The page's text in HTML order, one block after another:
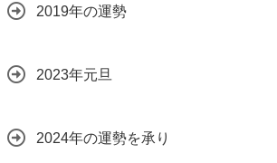
2019年の運勢
2023年元旦
2024年の運勢を承り